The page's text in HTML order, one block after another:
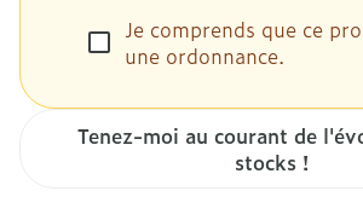
Je comprends que ce
une ordonnance.
Tenez-moi au courant de
stocks !